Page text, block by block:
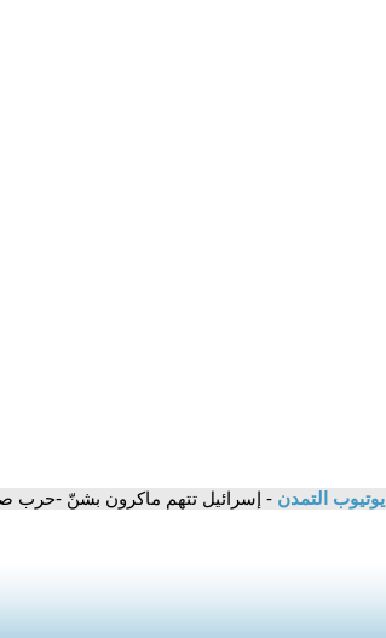
يوتيوب التمدن - إسرائيل تتهم ماكرون بشنّ -حرب